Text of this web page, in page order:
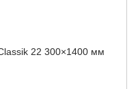
22 300×1400 мм